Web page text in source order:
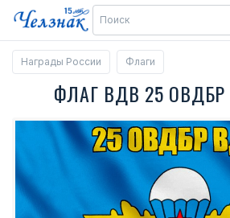
Награды России Флаги
ФЛАГ ВДВ 25 ОВДБР